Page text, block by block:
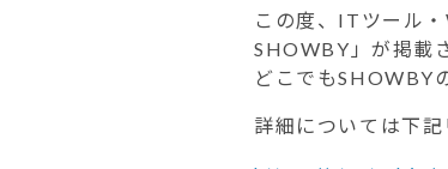
この度、ITツール
SHOWBY」が掲載
どこでもSHOWBY
詳細については下記